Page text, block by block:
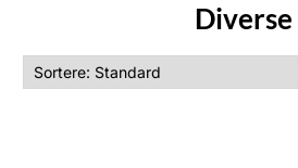
Diverse